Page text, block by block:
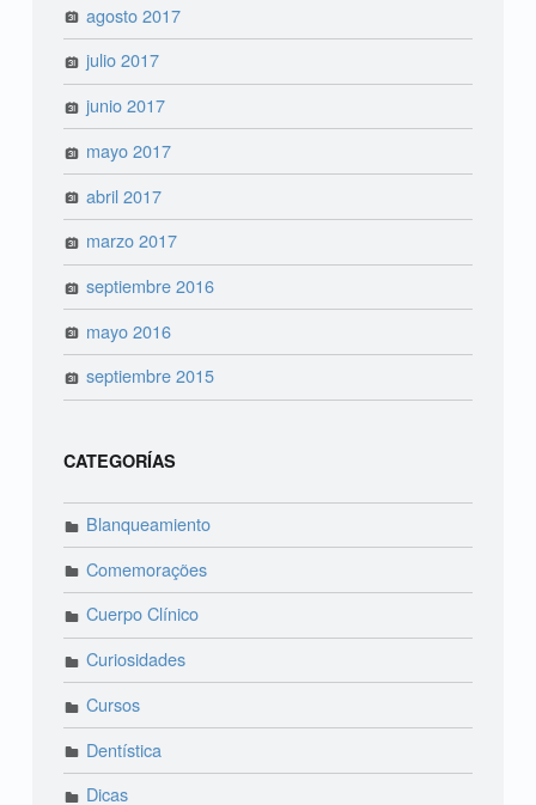
agosto 2017
julio 2017
junio 2017
mayo 2017
abril 2017
marzo 2017
septiembre 2016
mayo 2016
septiembre 2015
CATEGORÍAS
Blanqueamiento
Comemorações
Cuerpo Clínico
Curiosidades
Cursos
Dentística
Dicas